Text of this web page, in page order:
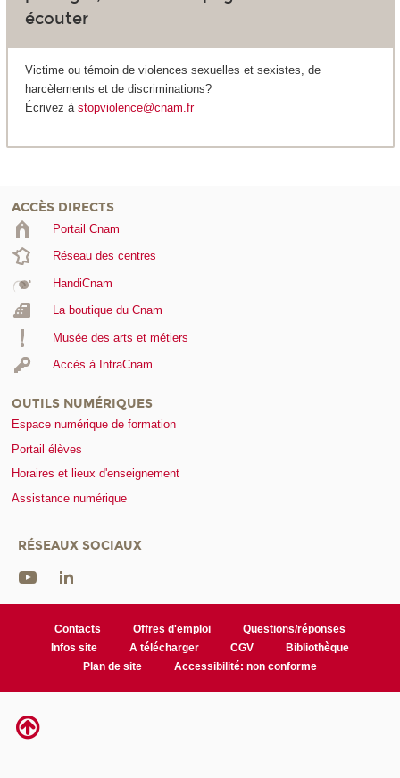
écouter
Victime ou témoin de violences sexuelles et sexistes, de
harcèlements et de discriminations?
Écrivez à stopviolence@cnam.fr
ACCÈS DIRECTS
Portail Cnam
Réseau des centres
HandiCnam
La boutique du Cnam
Musée des arts et métiers
Accès à IntraCnam
OUTILS NUMÉRIQUES
Espace numérique de formation
Portail élèves
Horaires et lieux d'enseignement
Assistance numérique
RÉSEAUX SOCIAUX
Contacts Offres d'emploi
Questions/réponses
Infos site
A télécharger CGV
Bibliothèque
Plan de site
Accessibilité: non conforme